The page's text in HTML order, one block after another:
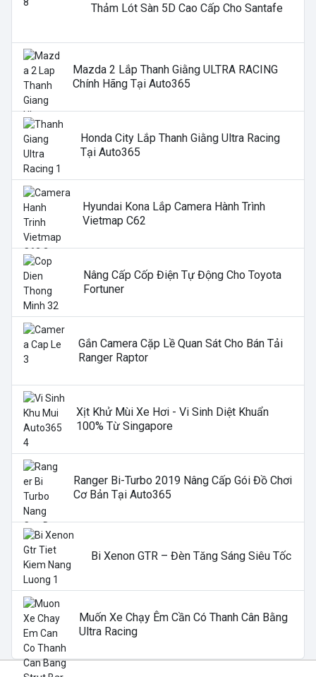
Thảm Lót Sàn 5D Cao Cấp Cho Santafe
Mazda 2 Lắp Thanh Giằng ULTRA RACING
Chính Hãng Tại Auto365
Honda City Lắp Thanh Giằng Ultra Racing
Tại Auto365
Hyundai Kona Lắp Camera Hành Trình
Vietmap C62
Nâng Cấp Cốp Điện Tự Động Cho Toyota
Fortuner
Gắn Camera Cặp Lề Quan Sát Cho Bán Tải
Ranger Raptor
Xịt Khử Mùi Xe Hơi - Vi Sinh Diệt Khuẩn
100% Từ Singapore
Ranger Bi-Turbo 2019 Nâng Cấp Gói Đồ Chơi
Cơ Bản Tại Auto365
Bi Xenon GTR – Đèn Tăng Sáng Siêu Tốc
Muốn Xe Chạy Êm Cần Có Thanh Cân Bằng
Ultra Racing